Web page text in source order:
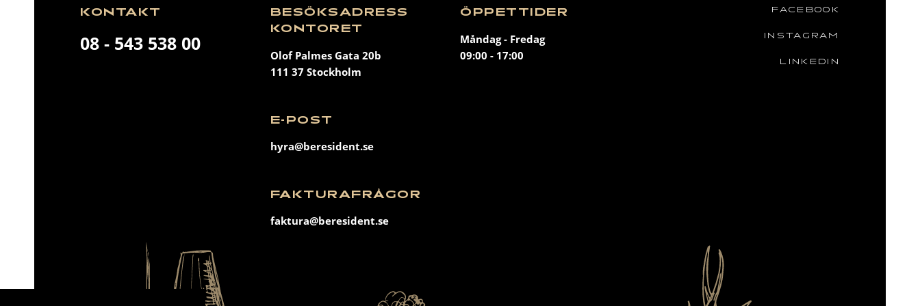
KONTAKT
08 - 543 538 00
BESÖKSADRESS
KONTORET
Olof Palmes Gata 20b
111 37 Stockholm
E-POST
hyra@beresident.se
FAKTURAFRÅGOR
faktura@beresident.se
ÖPPETTIDER
Måndag - Fredag
09:00 - 17:00
FACEBOOK
INSTAGRAM
LINKEDIN